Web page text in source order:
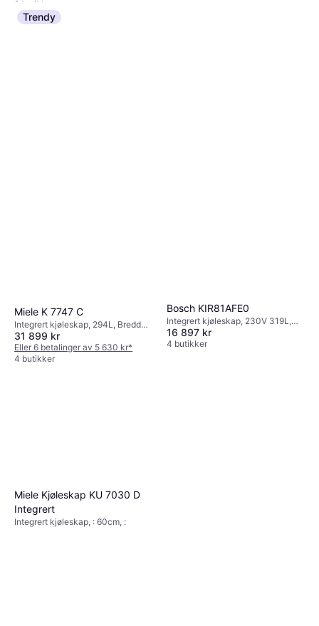
8 butikker
Trendy
Miele K 7747 C
Integrert kjøleskap, 294L, Bredde:
60cm, Høyde: 177cm
31 899 kr
Eller 6 betalinger av 5 630 kr*
4 butikker
Bosch KIR81AFE0
Integrert kjøleskap, 230V 319L,
Bredde: 55cm, Høyde: 177cm
16 897 kr
4 butikker
Miele Kjøleskap KU 7030 D
Integrert
Integrert kjøleskap, : 60cm, :